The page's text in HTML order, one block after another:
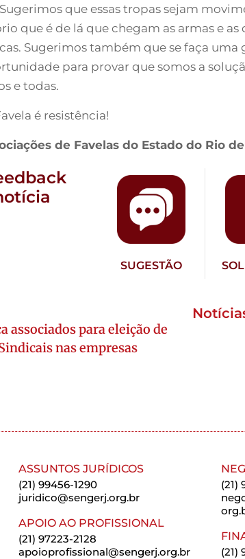
que essas tropas sejam
que é de lá que chegam as armas e
Sugerimos também que se faça uma
para provar que somos a
e todas.
é resistência!
de Favelas do Estado do Rio
SUGESTÃO
associados para eleição de
nas empresas
ASSUNTOS JURÍDICOS
(21) 99456-1290
juridico@sengerj.org.br
APOIO AO PROFISSIONAL
(21) 97223-2128
apoioprofissional@sengerj.org.br
(21)
(21)